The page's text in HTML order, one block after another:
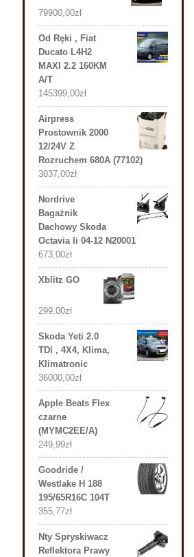
79900,00zł
Od Ręki , Fiat
Ducato L4H2
MAXI 2.2 160KM
A/T
145399,00zł
Airpress
Prostownik 2000
12/24V Z
Rozruchem 680A (77102)
3037,00zł
Nordrive
Bagażnik
Dachowy Skoda
Octavia Ii 04-12 N20001
673,00zł
Xblitz GO
299,00zł
Skoda Yeti 2.0
TDI , 4X4, Klima,
Klimatronic
36000,00zł
Apple Beats Flex
czarne
(MYMC2EE/A)
249,99zł
Goodride /
Westlake H 188
195/65R16C 104T
355,77zł
Nty Spryskiwacz
Reflektora Prawy